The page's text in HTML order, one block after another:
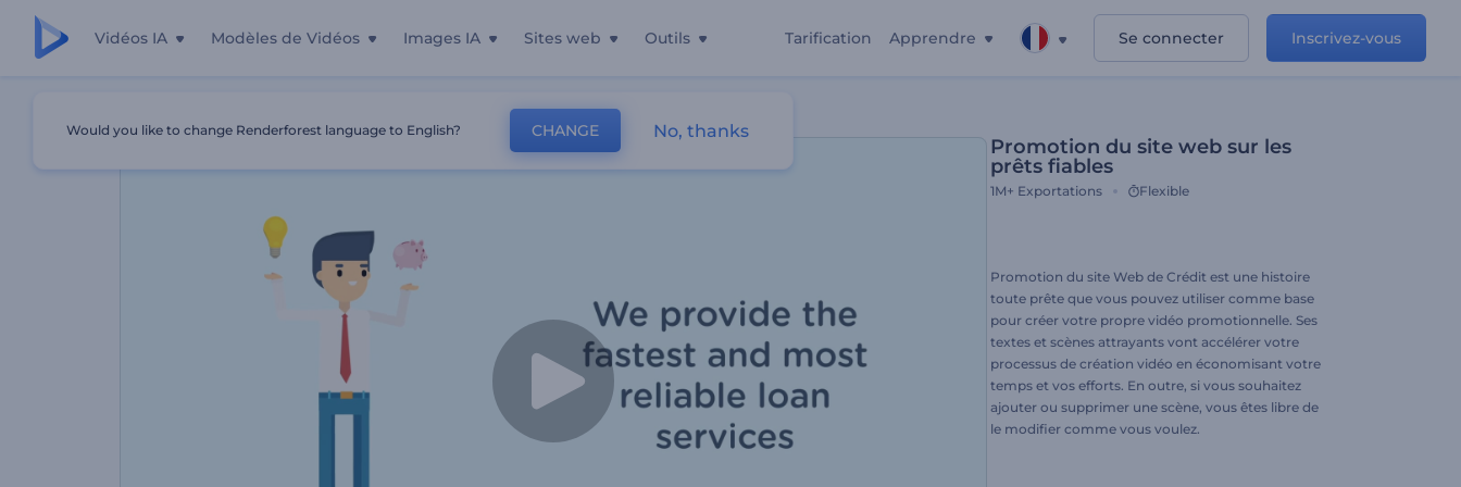
Vidéos IA Modèles de Vidéos Images IA Sites web Outils Tarification Apprendre Se connecter Inscrivez-vous
Promotion Du Site Web Sur Les Prêts Fiables
Promotion du site web sur les
prêts fiables
1M+ Exportations Flexible
Promotion du site Web de Crédit est une histoire
toute prête que vous pouvez utiliser comme base
pour créer votre propre vidéo promotionnelle. Ses
textes et scènes attrayants vont accélérer votre
processus de création vidéo en économisant votre
temps et vos efforts. En outre, si vous souhaitez
ajouter ou supprimer une scène, vous êtes libre de
le modifier comme vous voulez.
Would you like to change Renderforest language to English? CHANGE No, thanks